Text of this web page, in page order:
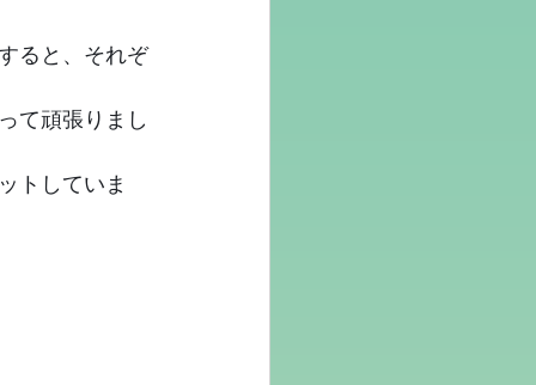
ると、それぞ
て頑張りまし
トしていま